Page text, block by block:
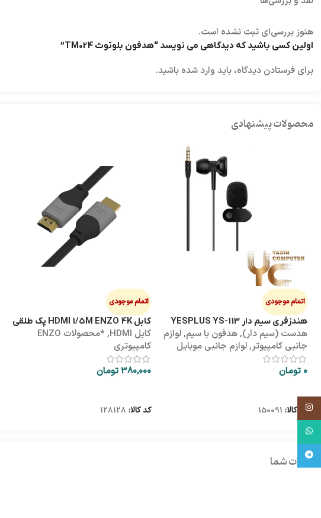
هنوز بررسی‌ای ثبت نشده است.
اولین کسی باشید که دیدگاهی می نویسد “هدفون بلوتوث TM024”
برای فرستادن دیدگاه، باید وارد شده باشید.
محصولات پیشنهادی
اتمام موجودی
هندزفری سیم دار YESPLUS YS-113
هدست (سیم دار),هدفون با سیم,لوازم
جانبی کامپیوتر,لوازم جانبی موبایل
0 تومان
کد کالا: 150091
اتمام موجودی
کابل HDMI 1/5M ENZO 4K پک طلقی
کابل HDMI ,
*محصولات ENZO
کامپیوتری
380,000تومان
کد کالا: 128128
نظرات شما
اینستاگرام
تلگرام